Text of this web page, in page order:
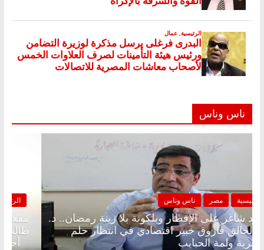
ناس وناس
الرئيسية مصر ناس وناس
مقعد شاغر على الإفطار وبلكونة بلا زينة رمضان.. د.
عبدالخالق فاروق خبير اقتصادي في انتظار حلم
الحرية ولمة الحبايب